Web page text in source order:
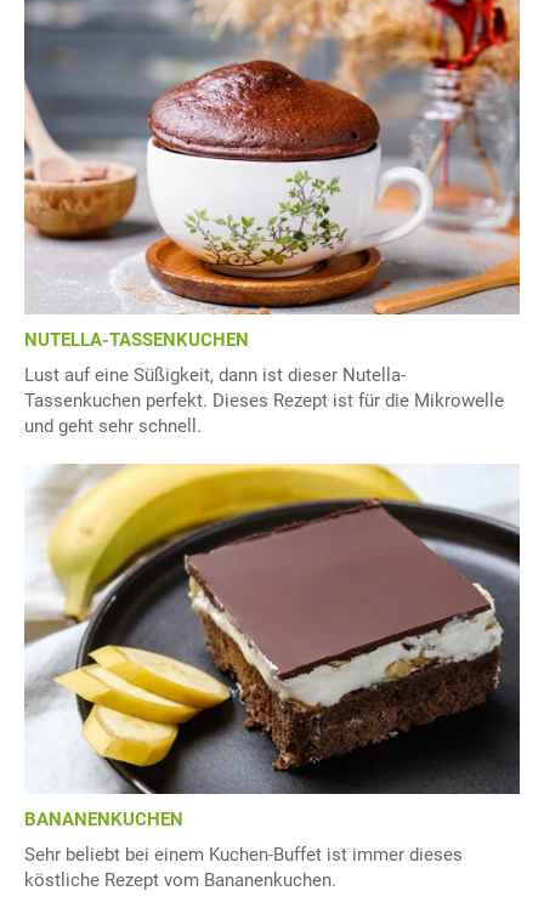
NUTELLA-TASSENKUCHEN
Lust auf eine Süßigkeit, dann ist dieser Nutella-
Tassenkuchen perfekt. Dieses Rezept ist für die Mikrowelle
und geht sehr schnell.
BANANENKUCHEN
Sehr beliebt bei einem Kuchen-Buffet ist immer dieses
köstliche Rezept vom Bananenkuchen.